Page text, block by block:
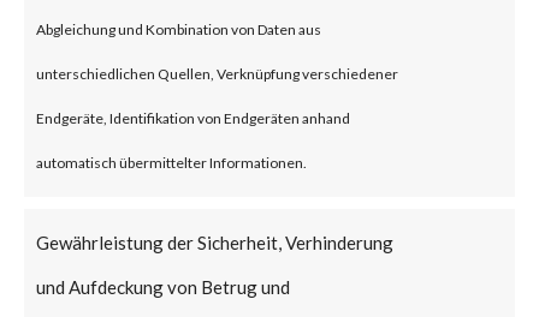
Abgleichung und Kombination von Daten aus
unterschiedlichen Quellen, Verknüpfung verschiedener
Endgeräte, Identifikation von Endgeräten anhand
automatisch übermittelter Informationen.
Gewährleistung der Sicherheit, Verhinderung
und Aufdeckung von Betrug und
requests. It may allow remote
attackers to execute arbitrary
system commands within the
context of the application.